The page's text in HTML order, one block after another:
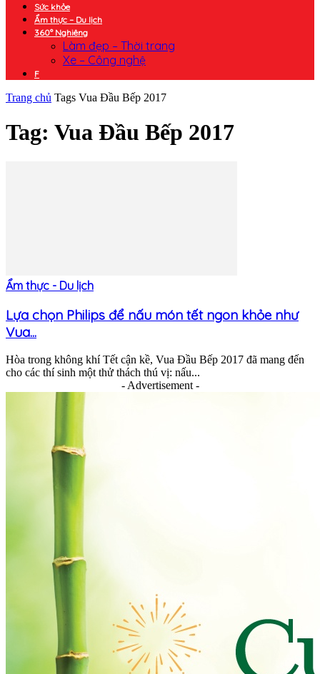
Sức khỏe
Ẩm thực – Du lịch
360° Nghiêng
Làm đẹp – Thời trang
Xe – Công nghệ
F
Trang chủ Tags Vua Đầu Bếp 2017
Tag: Vua Đầu Bếp 2017
Ẩm thực - Du lịch
Lựa chọn Philips để nấu món tết ngon khỏe như
Vua...
Hòa trong không khí Tết cận kề, Vua Đầu Bếp 2017 đã mang đến
cho các thí sinh một thử thách thú vị: nấu...
- Advertisement -